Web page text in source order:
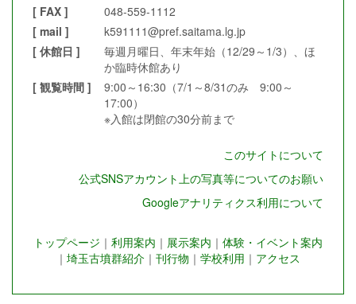
[ FAX ]
048-559-1112
[ mail ]
k591111@pref.saitama.lg.jp
[ 休館日 ]
毎週月曜日、年末年始（12/29～1/3）、ほ
か臨時休館あり
[ 観覧時間 ]
9:00～16:30（7/1～8/31のみ 9:00～
17:00）
※入館は閉館の30分前まで
このサイトについて
公式SNSアカウント上の写真等についてのお願い
Googleアナリティクス利用について
トップページ ｜ 利用案内 ｜ 展示案内 ｜ 体験・イベント案内
｜ 埼玉古墳群紹介 ｜ 刊行物 ｜ 学校利用 ｜ アクセス